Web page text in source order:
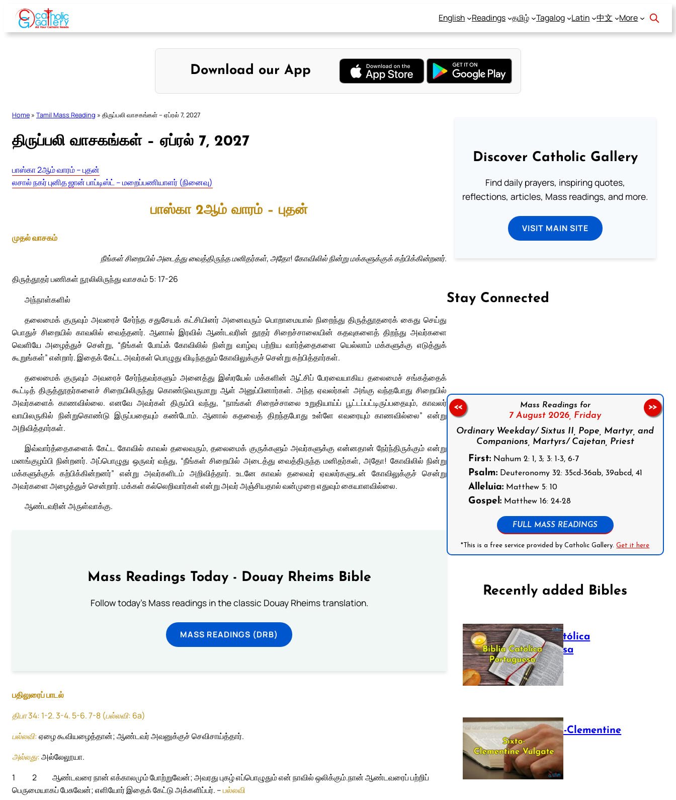
Skip
content
English Readings தமிழ் Tagalog Latin 中文 More
Download our App
Home » Tamil Mass Reading » திருப்பலி வாசகங்கள் – ஏப்ரல் 7, 2027
திருப்பலி வாசகங்கள் – ஏப்ரல் 7, 2027
பாஸ்கா 2ஆம் வாரம் – புதன்
லசால் நகர் புனித ஜான் பாப்டிஸ்ட் – மறைப்பணியாளர் (நினைவு)
பாஸ்கா 2ஆம் வாரம் – புதன்
முதல் வாசகம்
நீங்கள் சிறையில் அடைத்து வைத்திருந்த மனிதர்கள், அதோ! கோவிலில் நின்று மக்களுக்குக் கற்பிக்கின்றனர்.
திருத்தூதர் பணிகள் நூலிலிருந்து வாசகம் 5: 17-26
அந்நாள்களில்
தலைமைக் குருவும் அவரைச் சேர்ந்த சதுசேயக் கட்சியினர் அனைவரும் பொறாமையால் நிறைந்து திருத்தூதரைக் கைது செய்து
பொதுச் சிறையில் காவலில் வைத்தனர். ஆனால் இரவில் ஆண்டவரின் தூதர் சிறைச்சாலையின் கதவுகளைத் திறந்து அவர்களை
வெளியே அழைத்துச் சென்று, “நீங்கள் போய்க் கோவிலில் நின்று வாழ்வு பற்றிய வார்த்தைகளை யெல்லாம் மக்களுக்கு எடுத்துக்
கூறுங்கள்” என்றார். இதைக் கேட்ட அவர்கள் பொழுது விடிந்ததும் கோவிலுக்குச் சென்று கற்பித்தார்கள்.
தலைமைக் குருவும் அவரைச் சேர்ந்தவர்களும் அனைத்து இஸ்ரயேல் மக்களின் ஆட்சிப் பேரவையாகிய தலைமைச் சங்கத்தைக்
கூட்டித் திருத்தூதர்களைச் சிறையிலிருந்து கொண்டுவருமாறு ஆள் அனுப்பினார்கள். அந்த ஏவலர்கள் அங்கு வந்தபோது சிறையில்
அவர்களைக் காணவில்லை. எனவே அவர்கள் திரும்பி வந்து, “நாங்கள் சிறைச்சாலை உறுதியாய்ப் பூட்டப்பட்டிருப்பதையும், காவலர்
வாயிலருகில் நின்றுகொண்டு இருப்பதையும் கண்டோம். ஆனால் கதவைத் திறந்தபோது உள்ளே எவரையும் காணவில்லை” என்று
அறிவித்தார்கள்.
இவ்வார்த்தைகளைக் கேட்ட கோவில் காவல் தலைவரும், தலைமைக் குருக்களும் அவர்களுக்கு என்னதான் நேர்ந்திருக்கும் என்று
மனங்குழம்பி நின்றனர். அப்பொழுது ஒருவர் வந்து, “நீங்கள் சிறையில் அடைத்து வைத்திருந்த மனிதர்கள், அதோ! கோவிலில் நின்று
மக்களுக்குக் கற்பிக்கின்றனர்” என்று அவர்களிடம் அறிவித்தார். உடனே காவல் தலைவர் ஏவலர்களுடன் கோவிலுக்குச் சென்று
அவர்களை அழைத்துச் சென்றார். மக்கள் கல்லெறிவார்கள் என்று அவர் அஞ்சியதால் வன்முறை எதுவும் கையாளவில்லை.
ஆண்டவரின் அருள்வாக்கு.
Mass Readings Today - Douay Rheims Bible
Follow today's Mass readings in the classic Douay Rheims translation.
MASS READINGS (DRB)
பதிலுரைப் பாடல்
திபா 34: 1-2. 3-4. 5-6. 7-8 (பல்லவி: 6a)
பல்லவி:ஏழை கூவியழைத்தான்; ஆண்டவர் அவனுக்குச் செவிசாய்த்தார்.
அல்லது:அல்லேலூயா.
1
ஆண்டவரை நான் எக்காலமும் போற்றுவேன்; அவரது புகழ் எப்பொழுதும் என் நாவில் ஒலிக்கும்.
2
நான் ஆண்டவரைப் பற்றிப்
பெருமையாகப் பேசுவேன்; எளியோர் இதைக் கேட்டு அக்களிப்பர். –பல்லவி
Discover Catholic Gallery
Find daily prayers, inspiring quotes,
reflections, articles, Mass readings, and more.
VISIT MAIN SITE
Stay Connected
Follow us on Facebook
Mass Readings for
7 August 2026, Friday
Ordinary Weekday/ Sixtus II, Pope, Martyr, and
Companions, Martyrs/ Cajetan, Priest
First:Nahum 2: 1, 3; 3: 1-3, 6-7
Psalm:Deuteronomy 32: 35cd-36ab, 39abcd, 41
Alleluia:Matthew 5: 10
Gospel:Matthew 16: 24-28
FULL MASS READINGS
*This is a free service provided by Catholic Gallery.Get it here
<< >>
Recently added Bibles
Bíblia Católica
Portuguesa
July 16, 2025
The Sixto-Clementine
Vulgate
July 12, 2025